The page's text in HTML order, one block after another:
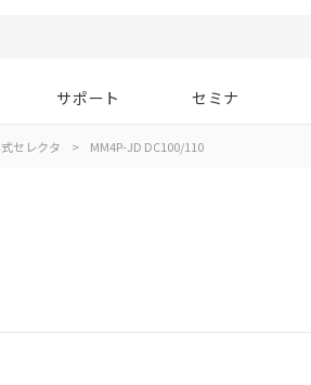
サポート セミナ
セレクタ > MM4P-JD DC100/110